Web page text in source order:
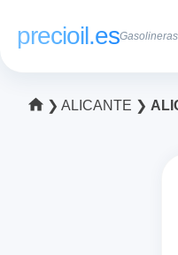
precioil.es
❯ ALICANTE ❯